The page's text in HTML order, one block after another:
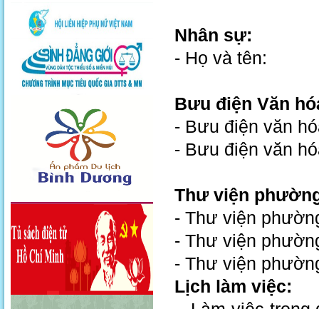
Nhân sự:
- Họ và tên:
Bưu điện Văn
- Bưu điện văn
- Bưu điện văn
Thư viện
- Thư viện
- Thư viện
- Thư viện
Lịch làm việc: